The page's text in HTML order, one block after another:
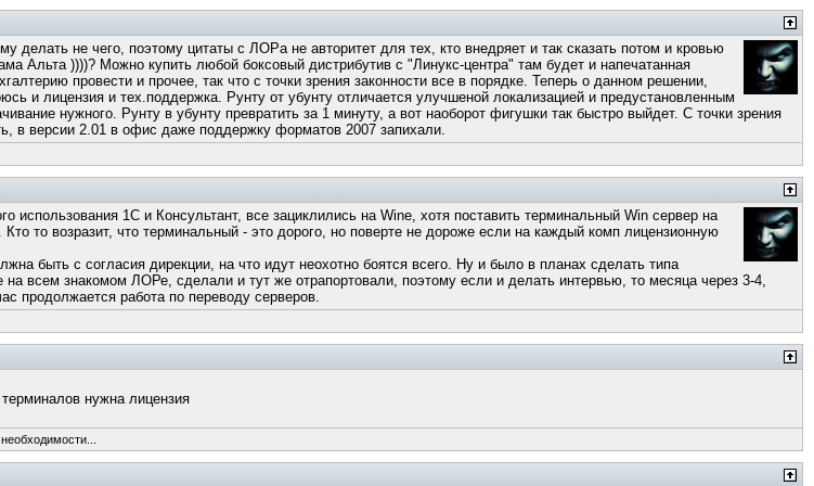
не чего, поэтому цитаты с ЛОРа не авторитет для тех, кто внедряет и так сказать потом и кровью
Альта ))))? Можно купить любой боксовый дистрибутив с "Линукс-центра" там будет и напечатанная
провести и прочее, так что с точки зрения законности все в порядке. Теперь о данном решении,
и лицензия и тех.поддержка. Рунту от убунту отличается улучшеной локализацией и предустановленным
нужного. Рунту в убунту превратить за 1 минуту, а вот наоборот фигушки так быстро выйдет. С точки зрения
в версии 2.01 в офис даже поддержку форматов 2007 запихали.
использования 1С и Консультант, все зациклились на Wine, хотя поставить терминальный Win сервер на
то возразит, что терминальный - это дорого, но поверте не дороже если на каждый комп лицензионную
быть с согласия дирекции, на что идут неохотно боятся всего. Ну и было в планах сделать типа
всем знакомом ЛОРе, сделали и тут же отрапортовали, поэтому если и делать интервью, то месяца через 3-4,
продолжается работа по переводу серверов.
нужна лицензия